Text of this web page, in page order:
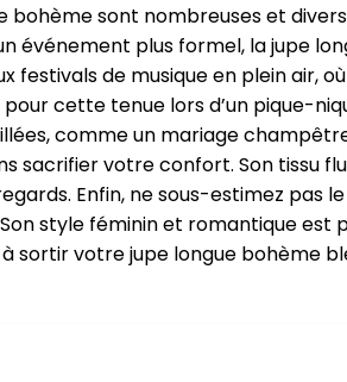
sont nombreuses et
événement plus formel, la jupe
de musique en plein air,
cette tenue lors d’un pique-
comme un mariage
sacrifier votre confort. Son tissu
Enfin, ne sous-estimez pas
style féminin et romantique
à sortir votre jupe longue bohème